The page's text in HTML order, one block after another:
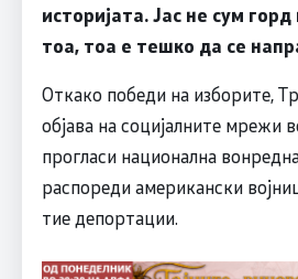
историјата.Јас не сум
тоа, тоа е тешко да се
Откако победи на изборите,
објава на социјалните мрежи
прогласи национална
распореди американски
тие депортации.